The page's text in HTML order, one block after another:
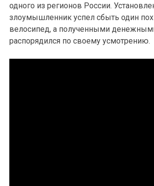
одного из регионов России.
злоумышленник успел сбыть один
велосипед, а полученными
распорядился по своему усмотрению.